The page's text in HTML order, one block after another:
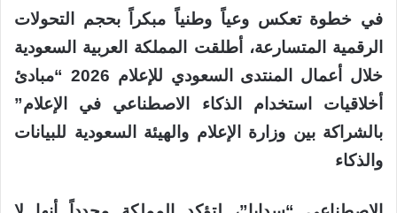
في خطوة تعكس وعياً وطنياً مبكراً بحجم التحولات
الرقمية المتسارعة، أطلقت المملكة العربية السعودية
خلال أعمال المنتدى السعودي للإعلام 2026 “مبادئ
أخلاقيات استخدام الذكاء الاصطناعي في الإعلام”
بالشراكة بين وزارة الإعلام والهيئة السعودية للبيانات
والذكاء